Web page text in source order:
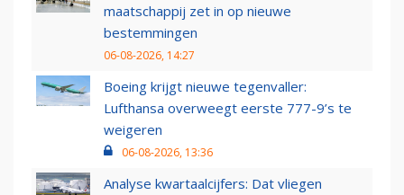
maatschappij zet in op nieuwe
bestemmingen
06-08-2026, 14:27
Boeing krijgt nieuwe tegenvaller:
Lufthansa overweegt eerste 777-9’s te
weigeren
06-08-2026, 13:36
Analyse kwartaalcijfers: Dat vliegen